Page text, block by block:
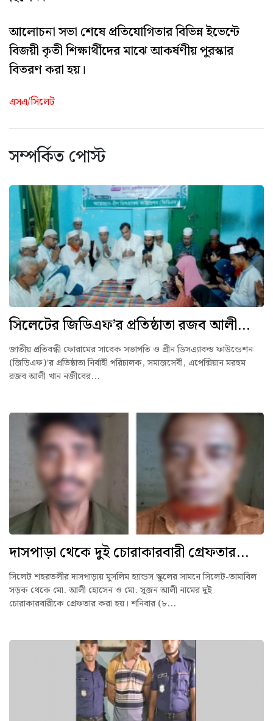
আলোচনা সভা শেষে প্রতিযোগিতার বিভিন্ন ইভেন্টে
বিজয়ী কৃতী শিক্ষার্থীদের মাঝে আকর্ষণীয় পুরস্কার
বিতরণ করা হয়।
এসএ/সিলেট
সম্পর্কিত পোস্ট
সিলেটের জিডিএফ’র প্রতিষ্ঠাতা রজব আলী...
জাতীয় প্রতিবন্ধী ফোরামের সাবেক সভাপতি ও গ্রীন ডিসএ্যাবল্ড ফাউন্ডেশন
(জিডিএফ)’র প্রতিষ্ঠাতা নির্বাহী পরিচালক, সমাজসেবী, এপেক্সিয়ান মরহুম
রজব আলী খান নজীবের...
দাসপাড়া থেকে দুই চোরাকারবারী গ্রেফতার...
সিলেট শহরতলীর দাসপাড়ায় মুসলিম হ্যান্ডস স্কুলের সামনে সিলেট-তামাবিল
সড়ক থেকে মো. আলী হোসেন ও মো. সুজন আলী নামের দুই
চোরাকারবারীকে গ্রেফতার করা হয়। শনিবার (৮...